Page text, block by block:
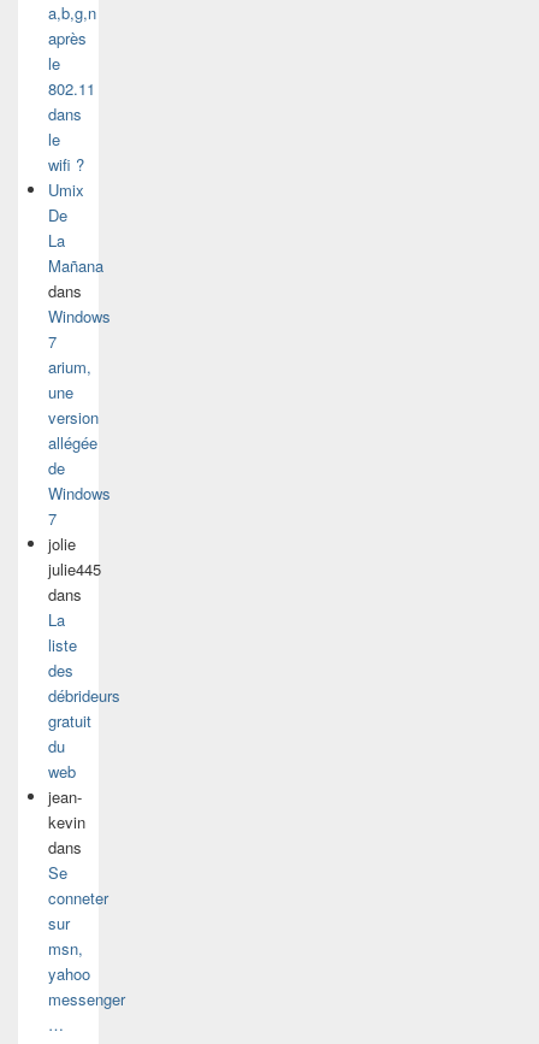
a,b,g,n
après
le
802.11
dans
le
wifi ?
Umix
De
La
Mañana
dans
Windows
7
arium,
une
version
allégée
de
Windows
7
jolie
julie445
dans
La
liste
des
débrideurs
gratuit
du
web
jean-
kevin
dans
Se
conneter
sur
msn,
yahoo
messenger
…